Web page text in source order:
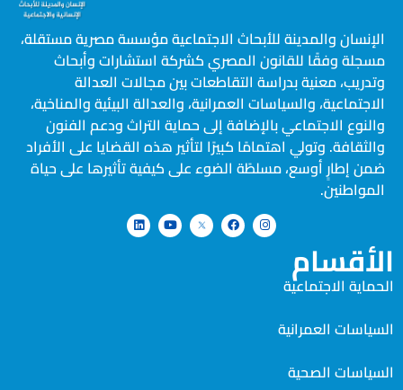
الإنسان والمدينة للأبحاث الاجتماعية مؤسسة مصرية مستقلة،
مسجلة وفقًا للقانون المصري كشركة استشارات وأبحاث
وتدريب، معنية بدراسة التقاطعات بين مجالات العدالة
الاجتماعية، والسياسات العمرانية، والعدالة البيئية والمناخية،
والنوع الاجتماعي بالإضافة إلى حماية التراث ودعم الفنون
والثقافة. وتولي اهتمامًا كبيرًا لتأثير هذه القضايا على الأفراد
ضمن إطارٍ أوسع، مسلطًة الضوء على كيفية تأثيرها على حياة
المواطنين.
الأقسام
الحماية الاجتماعية
السياسات العمرانية
السياسات الصحية